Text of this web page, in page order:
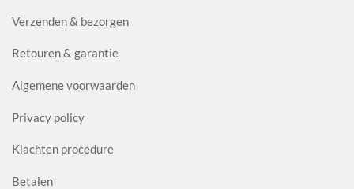
Verzenden & bezorgen
Retouren & garantie
Algemene voorwaarden
Privacy policy
Klachten procedure
Betalen